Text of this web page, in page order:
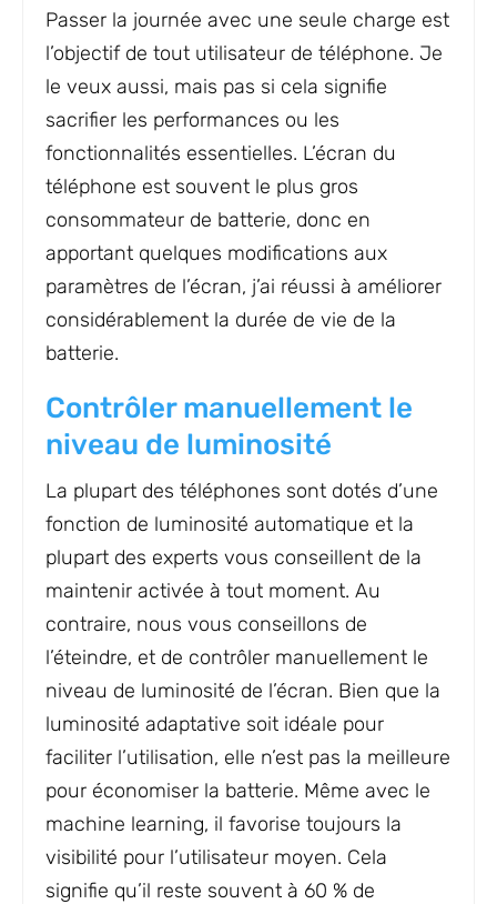
Passer la journée avec une seule charge est
l’objectif de tout utilisateur de téléphone. Je
le veux aussi, mais pas si cela signifie
sacrifier les performances ou les
fonctionnalités essentielles. L’écran du
téléphone est souvent le plus gros
consommateur de batterie, donc en
apportant quelques modifications aux
paramètres de l’écran, j’ai réussi à améliorer
considérablement la durée de vie de la
batterie.
Contrôler manuellement le
niveau de luminosité
La plupart des téléphones sont dotés d’une
fonction de luminosité automatique et la
plupart des experts vous conseillent de la
maintenir activée à tout moment. Au
contraire, nous vous conseillons de
l’éteindre, et de contrôler manuellement le
niveau de luminosité de l’écran. Bien que la
luminosité adaptative soit idéale pour
faciliter l’utilisation, elle n’est pas la meilleure
pour économiser la batterie. Même avec le
machine learning, il favorise toujours la
visibilité pour l’utilisateur moyen. Cela
signifie qu’il reste souvent à 60 % de